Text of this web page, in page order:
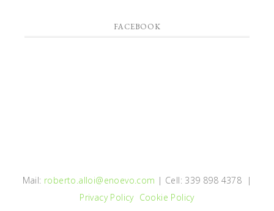
FACEBOOK
Mail: roberto.alloi@enoevo.com | Cell: 339 898 4378 |
Privacy Policy Cookie Policy